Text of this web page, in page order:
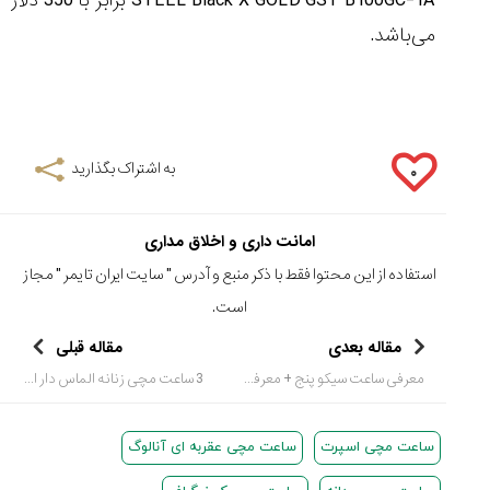
می‌باشد.
۰ به اشتراک بگذارید
امانت داری و اخلاق مداری
استفاده از این محتوا فقط با ذکر منبع و آدرس "سایت ایران تایمر " مجاز
است.
مقاله بعدی
معرفی ساعت سیکو پنج + معرفی 5 ساعت سیکو 5 مقرون به صرفه
مقاله قبلی
3 ساعت مچی زنانه الماس دار از Patek Philippe
ساعت مچی اسپرت ساعت مچی عقربه ای آنالوگ